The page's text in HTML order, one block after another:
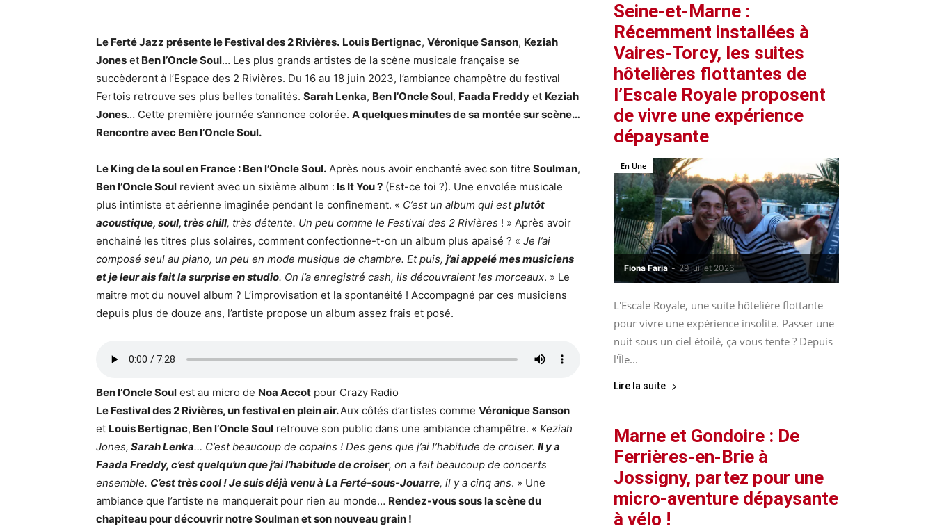
Le Ferté Jazz présente le Festival des 2 Rivières. Louis Bertignac, Véronique Sanson, Keziah
Jones et Ben l’Oncle Soul… Les plus grands artistes de la scène musicale française se
succèderont à l’Espace des 2 Rivières. Du 16 au 18 juin 2023, l’ambiance champêtre du festival
Fertois retrouve ses plus belles tonalités. Sarah Lenka, Ben l’Oncle Soul, Faada Freddy et Keziah
Jones… Cette première journée s’annonce colorée. A quelques minutes de sa montée sur scène…
Rencontre avec Ben l’Oncle Soul.
Le King de la soul en France : Ben l’Oncle Soul. Après nous avoir enchanté avec son titre Soulman,
Ben l’Oncle Soul revient avec un sixième album : Is It You ? (Est-ce toi ?). Une envolée musicale
plus intimiste et aérienne imaginée pendant le confinement. « C’est un album qui estplutôt
acoustique, soul, très chill, très détente. Un peu comme le Festival des 2 Rivières ! » Après avoir
enchainé les titres plus solaires, comment confectionne-t-on un album plus apaisé ? « Je l’ai
composé seul au piano, un peu en mode musique de chambre. Et puis, j’ai appelé mes musiciens
et je leur ais fait la surprise en studio. On l’a enregistré cash, ils découvraient les morceaux. » Le
maitre mot du nouvel album ? L’improvisation et la spontanéité ! Accompagné par ces musiciens
depuis plus de douze ans, l’artiste propose un album assez frais et posé.
Ben l’Oncle Soul est au micro de Noa Accot pour Crazy Radio
Le Festival des 2 Rivières, un festival en plein air.Aux côtés d’artistes comme Véronique Sanson
et Louis Bertignac, Ben l’Oncle Soul retrouve son public dans une ambiance champêtre. « Keziah
Jones, Sarah Lenka… C’est beaucoup de copains ! Des gens que j’ai l’habitude de croiser. Il y a
Faada Freddy, c’est quelqu’un que j’ai l’habitude de croiser, on a fait beaucoup de concerts
ensemble. C’est très cool ! Je suis déjà venu à La Ferté-sous-Jouarre, il y a cinq ans. » Une
ambiance que l’artiste ne manquerait pour rien au monde… Rendez-vous sous la scène du
chapiteau pour découvrir notre Soulman et son nouveau grain !
Seine-et-Marne :
Récemment installées à
Vaires-Torcy, les suites
hôtelières flottantes de
l’Escale Royale proposent
de vivre une expérience
dépaysante
Fiona Faria - 29 juillet 2026
En Une
L'Escale Royale, une suite hôtelière flottante
pour vivre une expérience insolite. Passer une
nuit sous un ciel étoilé, ça vous tente ? Depuis
l'Île...
Lire la suite
Marne et Gondoire : De
Ferrières-en-Brie à
Jossigny, partez pour une
micro-aventure dépaysante
à vélo !